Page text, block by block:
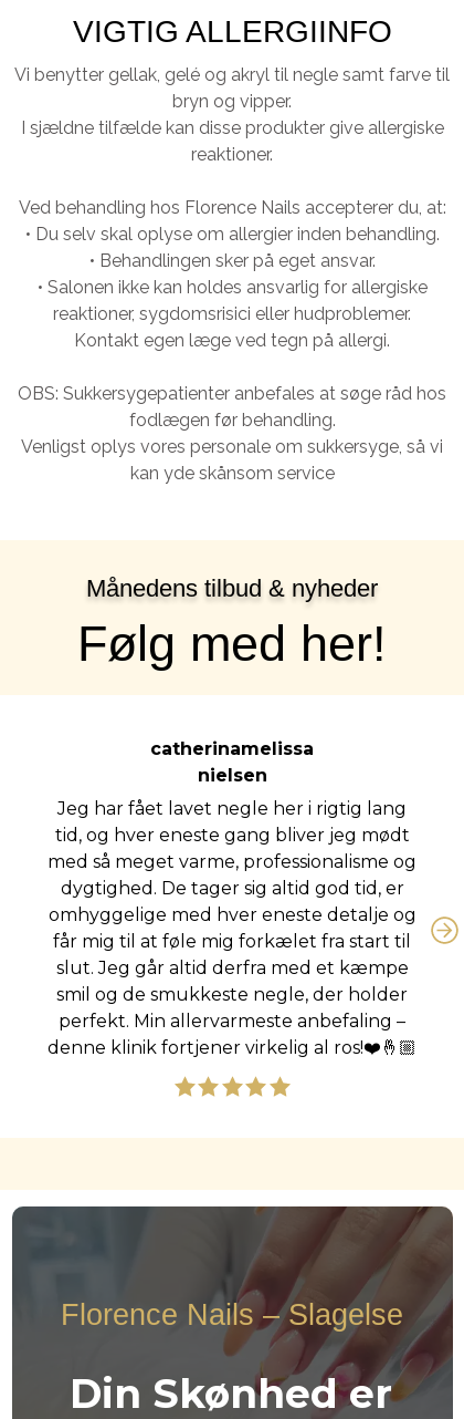
VIGTIG ALLERGIINFO
Vi benytter gellak, gelé og akryl til negle samt farve til
bryn og vipper.
I sjældne tilfælde kan disse produkter give allergiske
reaktioner.
Ved behandling hos Florence Nails accepterer du, at:
• Du selv skal oplyse om allergier inden behandling.
• Behandlingen sker på eget ansvar.
• Salonen ikke kan holdes ansvarlig for allergiske
reaktioner, sygdomsrisici eller hudproblemer.
Kontakt egen læge ved tegn på allergi.
OBS: Sukkersygepatienter anbefales at søge råd hos
fodlægen før behandling.
Venligst oplys vores personale om sukkersyge, så vi
kan yde skånsom service
Månedens tilbud & nyheder
Følg med her!
catherinamelissa
nielsen
Jeg har fået lavet negle her i rigtig lang
tid, og hver eneste gang bliver jeg mødt
med så meget varme, professionalisme og
dygtighed. De tager sig altid god tid, er
omhyggelige med hver eneste detalje og
får mig til at føle mig forkælet fra start til
slut. Jeg går altid derfra med et kæmpe
smil og de smukkeste negle, der holder
perfekt. Min allervarmeste anbefaling –
denne klinik fortjener virkelig al ros!❤️🤞🏼
Florence Nails – Slagelse
Din Skønhed er